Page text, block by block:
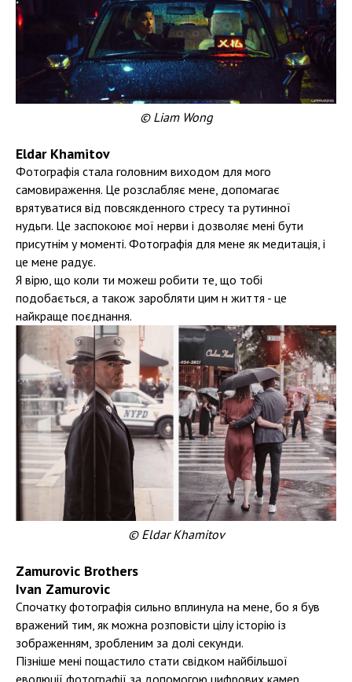
© Liam Wong
Eldar Khamitov
Фотографія стала головним виходом для мого
самовираження. Це розслабляє мене, допомагає
врятуватися від повсякденного стресу та рутинної
нудьги. Це заспокоює мої нерви і дозволяє мені бути
присутнім у моменті. Фотографія для мене як медитація, і
це мене радує.
Я вірю, що коли ти можеш робити те, що тобі
подобається, а також заробляти цим н життя - це
найкраще поєднання.
© Eldar Khamitov
Zamurovic Brothers
Ivan Zamurovic
Спочатку фотографія сильно вплинула на мене, бо я був
вражений тим, як можна розповісти цілу історію із
зображенням, зробленим за долі секунди.
Пізніше мені пощастило стати свідком найбільшої